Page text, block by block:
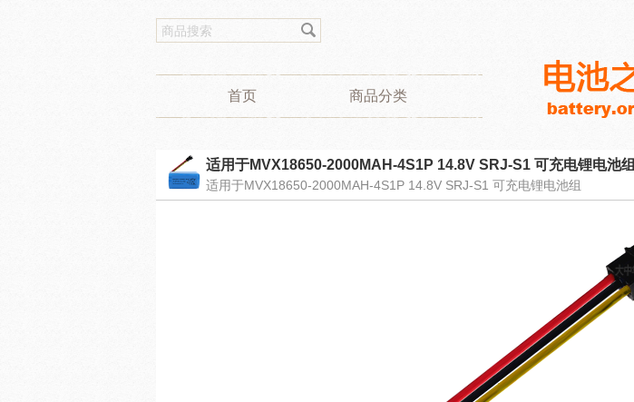
首页 商品分类
适用于MVX18650-2000MAH-4S1P 14.8V SRJ-S1 可充电锂电池组
适用于MVX18650-2000MAH-4S1P 14.8V SRJ-S1 可充电锂电池组